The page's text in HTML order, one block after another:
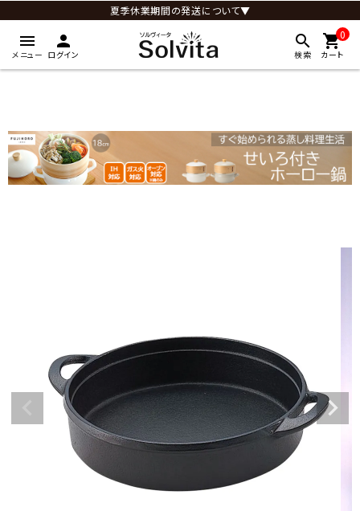
夏季休業期間の発送について▼
menu
メニュー
person
ログイン
search
検索
0
shopping_cart
カート